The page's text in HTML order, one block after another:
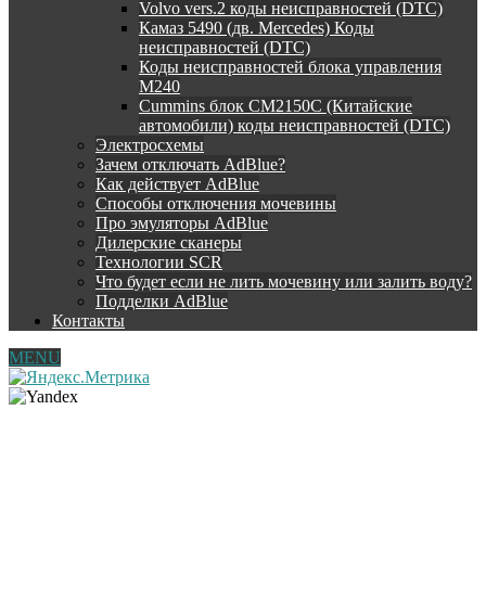
Volvo vers.2 коды неисправностей (DTC)
Камаз 5490 (дв. Mercedes) Коды
неисправностей (DTC)
Коды неисправностей блока управления
М240
Cummins блок CM2150C (Китайские
автомобили) коды неисправностей (DTC)
Электросхемы
Зачем отключать AdBlue?
Как действует AdBlue
Способы отключения мочевины
Про эмуляторы AdBlue
Дилерские сканеры
Технологии SCR
Что будет если не лить мочевину или залить воду?
Подделки AdBlue
Контакты
MENU